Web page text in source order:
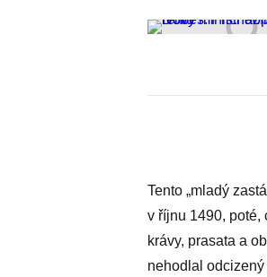
Tento „mladý
v říjnu 1490, poté,
krávy, prasata a
nehodlal